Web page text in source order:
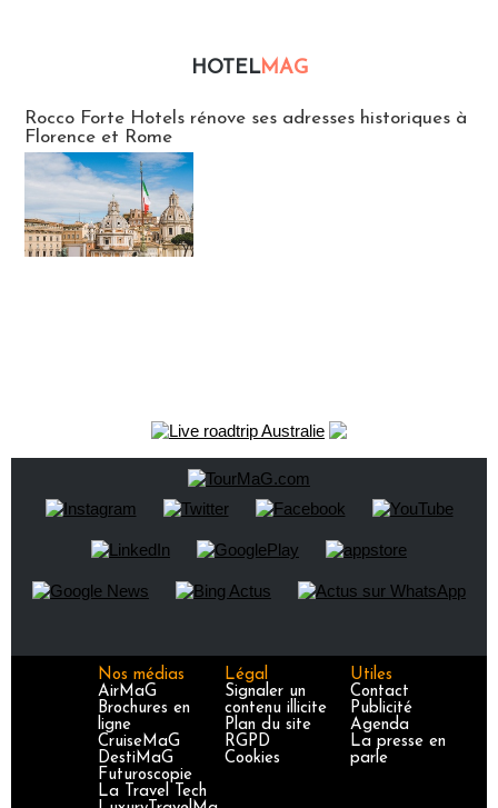
HOTELMAG
Rocco Forte Hotels rénove ses adresses historiques à
Florence et Rome
Nos médias
AirMaG
Brochures en
ligne
CruiseMaG
DestiMaG
Futuroscopie
La Travel Tech
Légal
Signaler un
contenu illicite
Plan du site
RGPD
Cookies
Utiles
Contact
Publicité
Agenda
La presse en
parle